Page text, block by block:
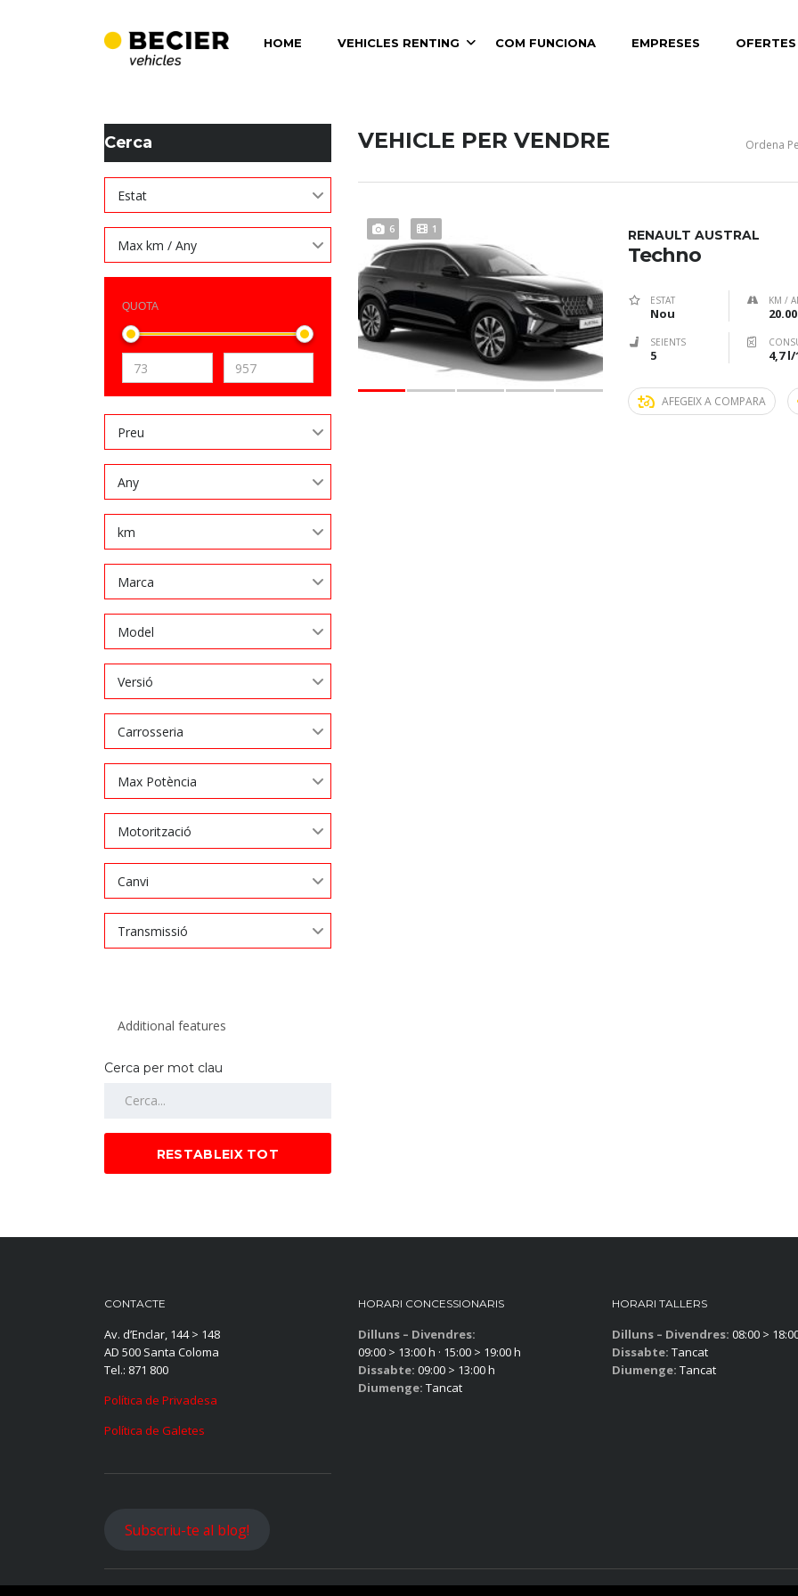
HOME VEHICLES RENTING COM FUNCIONA EMPRESES
BECIER MOBILITAT
Cerca
Estat
Max km / Any
QUOTA
Preu
Any
km
Marca
Model
Versió
Carrosseria
Max Potència
Motorització
Canvi
Transmissió
Cerca per mot clau
RESTABLEIX TOT
VEHICLE PER VENDRE Ordena
6 1 RENAULT AUSTRAL
Techno
ESTAT
Nou
KM /
SEIENTS
5 4,7
AFEGEIX A COMPARA
CONTACTE
Av. d’Enclar, 144 > 148
AD 500 Santa Coloma
Tel.: 871 800
Política de Privadesa
Política de Galetes
HORARI CONCESSIONARIS
Dilluns – Divendres:
09:00 > 13:00 h · 15:00 > 19:00 h
Dissabte: 09:00 > 13:00 h
Diumenge: Tancat
HORARI TALLERS
Dilluns – Divendres: 08:00 >
Dissabte: Tancat
Diumenge: Tancat
Subscriu-te al blog!